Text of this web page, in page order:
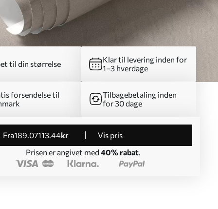
til din størrelse
Klar til levering inden for
1–3 hverdage
forsendelse til
Tilbagebetaling inden
for 30 dage
fra189.07113.44kr
Vis pris
Prisen er angivet med 40% rabat.